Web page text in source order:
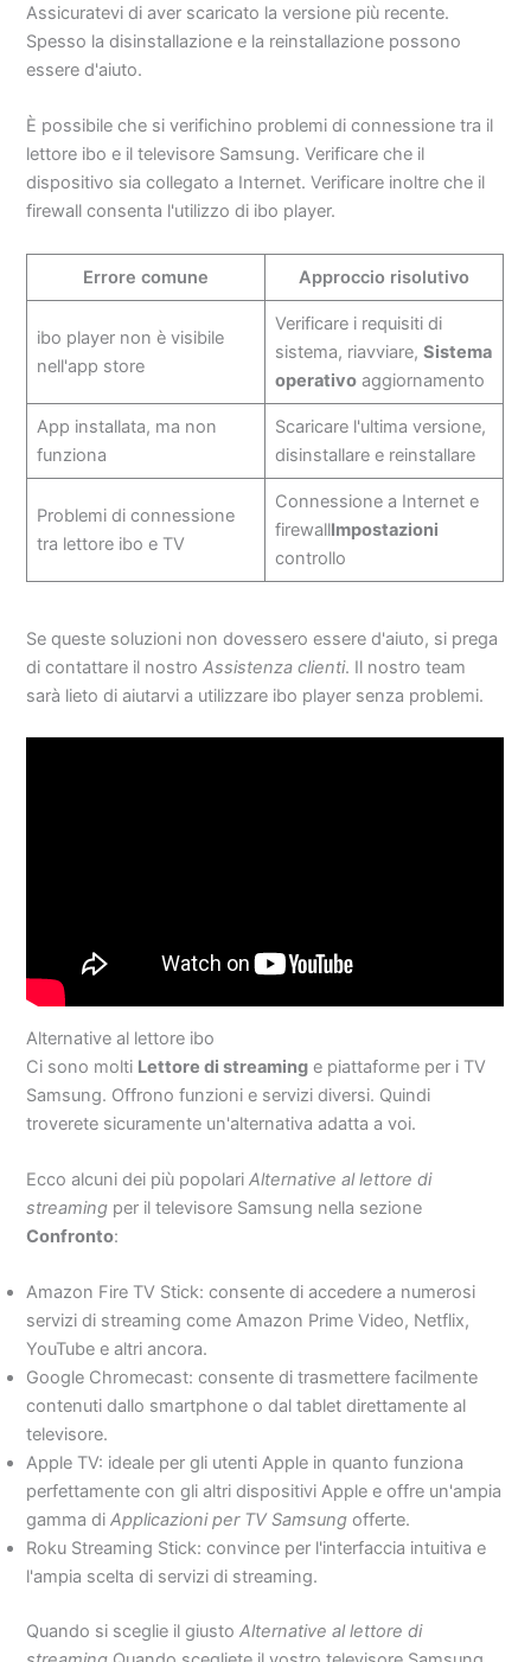
Assicuratevi di aver scaricato la versione più recente.
Spesso la disinstallazione e la reinstallazione possono
essere d'aiuto.
È possibile che si verifichino problemi di connessione tra il
lettore ibo e il televisore Samsung. Verificare che il
dispositivo sia collegato a Internet. Verificare inoltre che il
firewall consenta l'utilizzo di ibo player.
Errore comune Approccio risolutivo
ibo player non è visibile
nell'app store
Verificare i requisiti di
sistema, riavviare, Sistema
operativoaggiornamento
App installata, ma non
funziona
Scaricare l'ultima versione,
disinstallare e reinstallare
Problemi di connessione
tra lettore ibo e TV
Connessione a Internet e
firewallImpostazioni
controllo
Se queste soluzioni non dovessero essere d'aiuto, si prega
di contattare il nostroAssistenza clienti. Il nostro team
sarà lieto di aiutarvi a utilizzare ibo player senza problemi.
Alternative al lettore ibo
Ci sono molti Lettore di streaming e piattaforme per i TV
Samsung. Offrono funzioni e servizi diversi. Quindi
troverete sicuramente un'alternativa adatta a voi.
Ecco alcuni dei più popolariAlternative al lettore di
streaming per il televisore Samsung nella sezione
Confronto:
Amazon Fire TV Stick: consente di accedere a numerosi
servizi di streaming come Amazon Prime Video, Netflix,
YouTube e altri ancora.
Google Chromecast: consente di trasmettere facilmente
contenuti dallo smartphone o dal tablet direttamente al
televisore.
Apple TV: ideale per gli utenti Apple in quanto funziona
perfettamente con gli altri dispositivi Apple e offre un'ampia
gamma diApplicazioni per TV Samsung offerte.
Roku Streaming Stick: convince per l'interfaccia intuitiva e
l'ampia scelta di servizi di streaming.
Quando si sceglie il giustoAlternative al lettore di